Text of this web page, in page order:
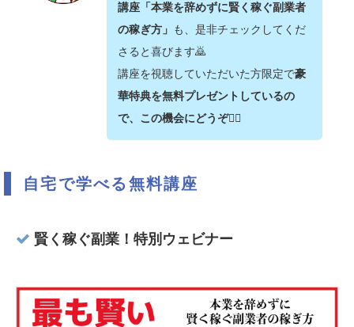
講座「本業を辞めずに賢く稼ぐ副業者
の稼ぎ方」 も、是非チェックしてくだ
さると喜びます🙇‍
講座を視聴していただいた方限定で豪
華特典を無料プレゼントしているの
で、この機会にどうぞ💁‍♂️
自宅で学べる無料講座
賢く稼ぐ副業！特別ウェビナー